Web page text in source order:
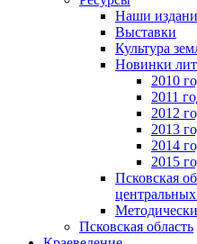
Наши
Выставки
Культура
Новинки
2010
2011
2012
2013
2014
2015
Псковская
центральных
Псковская область